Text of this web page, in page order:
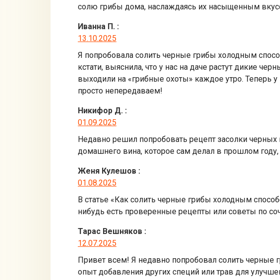
солю грибы дома, наслаждаясь их насыщенным
Иванна П. :
13.10.2025
Я попробовала солить черные грибы холодным
кстати, выяснила, что у нас на даче растут дикие
выходили на «грибные охоты» каждое утро. Теперь
просто непередаваем!
Никифор Д. :
01.09.2025
Недавно решил попробовать рецепт засолки
домашнего вина, которое сам делал в прошлом
Женя Кулешов :
01.08.2025
В статье «Как солить черные грибы холодным
нибудь есть проверенные рецепты или советы по
Тарас Вешняков :
12.07.2025
Привет всем! Я недавно попробовал солить черные
опыт добавления других специй или трав для